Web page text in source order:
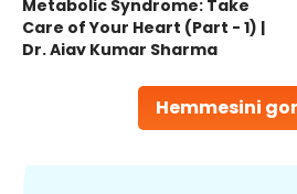
Hemmesini
Metabolic Syndrome: Take
Care of Your Heart (Part - 1) |
Dr. Ajay Kumar Sharma